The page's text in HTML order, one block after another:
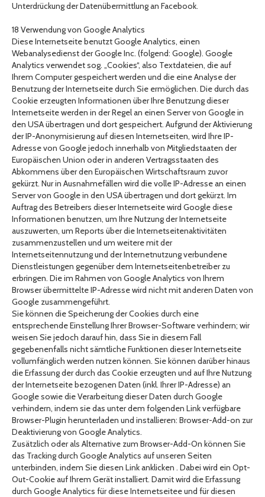
Unterdrückung der Datenübermittlung an Facebook.
18 Verwendung von Google Analytics
Diese Internetseite benutzt Google Analytics, einen
Webanalysedienst der Google Inc. (folgend: Google). Google
Analytics verwendet sog. „Cookies“, also Textdateien, die auf
Ihrem Computer gespeichert werden und die eine Analyse der
Benutzung der Internetseite durch Sie ermöglichen. Die durch das
Cookie erzeugten Informationen über Ihre Benutzung dieser
Internetseite werden in der Regel an einen Server von Google in
den USA übertragen und dort gespeichert. Aufgrund der Aktivierung
der IP-Anonymisierung auf diesen Internetseiten, wird Ihre IP-
Adresse von Google jedoch innerhalb von Mitgliedstaaten der
Europäischen Union oder in anderen Vertragsstaaten des
Abkommens über den Europäischen Wirtschaftsraum zuvor
gekürzt. Nur in Ausnahmefällen wird die volle IP-Adresse an einen
Server von Google in den USA übertragen und dort gekürzt. Im
Auftrag des Betreibers dieser Internetseite wird Google diese
Informationen benutzen, um Ihre Nutzung der Internetseite
auszuwerten, um Reports über die Internetseitenaktivitäten
zusammenzustellen und um weitere mit der
Internetseitennutzung und der Internetnutzung verbundene
Dienstleistungen gegenüber dem Internetseitenbetreiber zu
erbringen. Die im Rahmen von Google Analytics von Ihrem
Browser übermittelte IP-Adresse wird nicht mit anderen Daten von
Google zusammengeführt.
Sie können die Speicherung der Cookies durch eine
entsprechende Einstellung Ihrer Browser-Software verhindern; wir
weisen Sie jedoch darauf hin, dass Sie in diesem Fall
gegebenenfalls nicht sämtliche Funktionen dieser Internetseite
vollumfänglich werden nutzen können. Sie können darüber hinaus
die Erfassung der durch das Cookie erzeugten und auf Ihre Nutzung
der Internetseite bezogenen Daten (inkl. Ihrer IP-Adresse) an
Google sowie die Verarbeitung dieser Daten durch Google
verhindern, indem sie das unter dem folgenden Link verfügbare
Browser-Plugin herunterladen und installieren: Browser-Add-on zur
Deaktivierung von Google Analytics.
Zusätzlich oder als Alternative zum Browser-Add-On können Sie
das Tracking durch Google Analytics auf unseren Seiten
unterbinden, indem Sie diesen Link anklicken . Dabei wird ein Opt-
Out-Cookie auf Ihrem Gerät installiert. Damit wird die Erfassung
durch Google Analytics für diese Internetseitee und für diesen